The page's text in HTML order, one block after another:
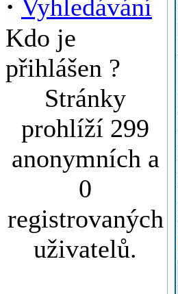
· Vyhledávání
Kdo je
přihlášen ?
Stránky
prohlíží 299
anonymních a
0
registrovaných
uživatelů.